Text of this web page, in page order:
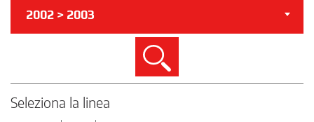
2002 > 2003
Cerca
Seleziona la linea